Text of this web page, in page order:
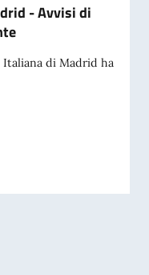
- Avvisi di
Italiana di Madrid ha
- Avvisi di selezione di